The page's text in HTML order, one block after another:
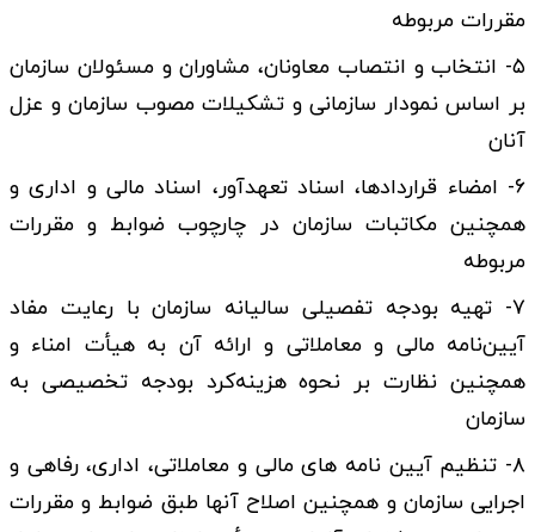
مقررات مربوطه
۵- انتخاب و انتصاب معاونان، مشاوران و مسئولان سازمان
بر اساس نمودار سازمانی و تشکیلات مصوب سازمان و عزل
آنان
۶- امضاء قراردادها، اسناد تعهدآور، اسناد مالی و اداری و
همچنین مکاتبات سازمان در چارچوب ضوابط و مقررات
مربوطه
۷- تهیه بودجه تفصیلی سالیانه سازمان با رعایت مفاد
آیین‌نامه مالی و معاملاتی و ارائه آن به هیأت امناء و
همچنین نظارت بر نحوه هزینه‌کرد بودجه تخصیصی به
سازمان
۸- تنظیم آیین نامه­ های مالی و معاملاتی، اداری، رفاهی و
اجرایی سازمان و همچنین اصلاح آنها طبق ضوابط و مقررات